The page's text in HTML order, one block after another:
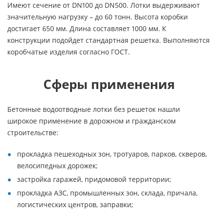
Имеют сечение от DN100 до DN500. Лотки выдерживают
значительную нагрузку – до 60 тонн. Высота коробки
достигает 650 мм. Длина составляет 1000 мм. К
конструкции подойдет стандартная решетка. Выполняются
коробчатые изделия согласно ГОСТ.
Сферы применения
Бетонные водоотводные лотки без решеток нашли
широкое применение в дорожном и гражданском
строительстве:
прокладка пешеходных зон, тротуаров, парков, скверов,
велосипедных дорожек;
застройка гаражей, придомовой территории;
прокладка АЗС, промышленных зон, склада, причала,
логистических центров, заправки;